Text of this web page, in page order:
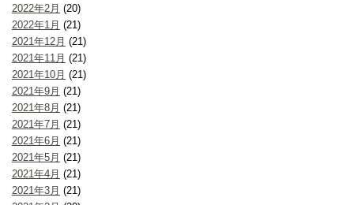
2022年2月 (20)
2022年1月 (21)
2021年12月 (21)
2021年11月 (21)
2021年10月 (21)
2021年9月 (21)
2021年8月 (21)
2021年7月 (21)
2021年6月 (21)
2021年5月 (21)
2021年4月 (21)
2021年3月 (21)